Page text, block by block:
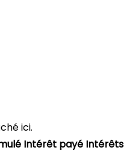
ici.
Intérêt payé